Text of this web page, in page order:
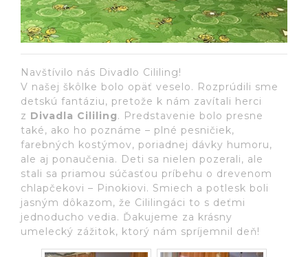
Navštívilo nás Divadlo Cililing!
V našej škôlke bolo opäť veselo. Rozprúdili sme
detskú fantáziu, pretože k nám zavítali herci
z Divadla Cililing. Predstavenie bolo presne
také, ako ho poznáme – plné pesničiek,
farebných kostýmov, poriadnej dávky humoru,
ale aj ponaučenia. Deti sa nielen pozerali, ale
stali sa priamou súčasťou príbehu o drevenom
chlapčekovi – Pinokiovi. Smiech a potlesk boli
jasným dôkazom, že Cililingáci to s deťmi
jednoducho vedia. Ďakujeme za krásny
umelecký zážitok, ktorý nám spríjemnil deň!